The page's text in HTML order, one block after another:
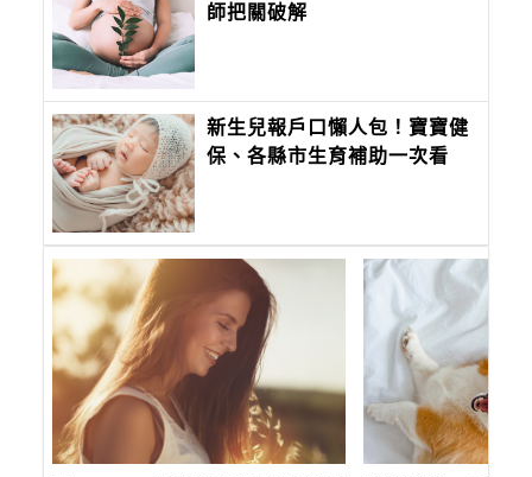
師把關破解
新生兒報戶口懶人包！寶寶健
保、各縣市生育補助一次看